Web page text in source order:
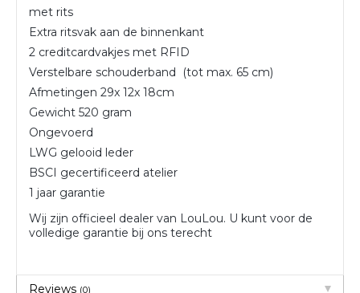
met rits
Extra ritsvak aan de binnenkant
2 creditcardvakjes met RFID
Verstelbare schouderband (tot max. 65 cm)
Afmetingen 29x 12x 18cm
Gewicht 520 gram
Ongevoerd
LWG gelooid leder
BSCI gecertificeerd atelier
1 jaar garantie
Wij zijn officieel dealer van LouLou. U kunt voor de
volledige garantie bij ons terecht
Reviews (0)